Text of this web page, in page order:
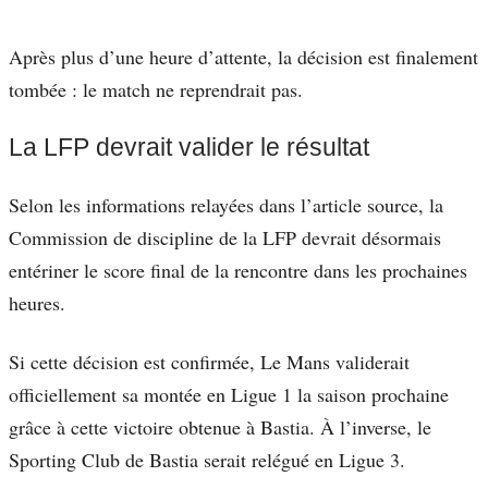
Après plus d’une heure d’attente, la décision est finalement
tombée : le match ne reprendrait pas.
La LFP devrait valider le résultat
Selon les informations relayées dans l’article source, la
Commission de discipline de la LFP devrait désormais
entériner le score final de la rencontre dans les prochaines
heures.
Si cette décision est confirmée, Le Mans validerait
officiellement sa montée en Ligue 1 la saison prochaine
grâce à cette victoire obtenue à Bastia. À l’inverse, le
Sporting Club de Bastia serait relégué en Ligue 3.